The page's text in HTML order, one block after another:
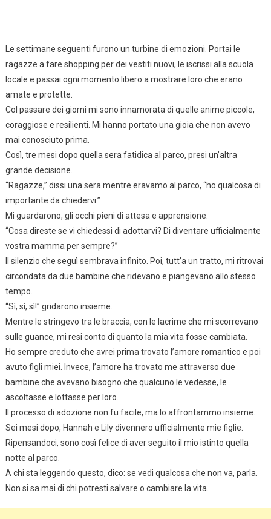
Le settimane seguenti furono un turbine di emozioni. Portai le
ragazze a fare shopping per dei vestiti nuovi, le iscrissi alla scuola
locale e passai ogni momento libero a mostrare loro che erano
amate e protette.
Col passare dei giorni mi sono innamorata di quelle anime piccole,
coraggiose e resilienti. Mi hanno portato una gioia che non avevo
mai conosciuto prima.
Così, tre mesi dopo quella sera fatidica al parco, presi un’altra
grande decisione.
“Ragazze,” dissi una sera mentre eravamo al parco, “ho qualcosa di
importante da chiedervi.”
Mi guardarono, gli occhi pieni di attesa e apprensione.
“Cosa direste se vi chiedessi di adottarvi? Di diventare ufficialmente
vostra mamma per sempre?”
Il silenzio che seguì sembrava infinito. Poi, tutt’a un tratto, mi ritrovai
circondata da due bambine che ridevano e piangevano allo stesso
tempo.
“Sì, sì, sì!” gridarono insieme.
Mentre le stringevo tra le braccia, con le lacrime che mi scorrevano
sulle guance, mi resi conto di quanto la mia vita fosse cambiata.
Ho sempre creduto che avrei prima trovato l’amore romantico e poi
avuto figli miei. Invece, l’amore ha trovato me attraverso due
bambine che avevano bisogno che qualcuno le vedesse, le
ascoltasse e lottasse per loro.
Il processo di adozione non fu facile, ma lo affrontammo insieme.
Sei mesi dopo, Hannah e Lily divennero ufficialmente mie figlie.
Ripensandoci, sono così felice di aver seguito il mio istinto quella
notte al parco.
A chi sta leggendo questo, dico: se vedi qualcosa che non va, parla.
Non si sa mai di chi potresti salvare o cambiare la vita.